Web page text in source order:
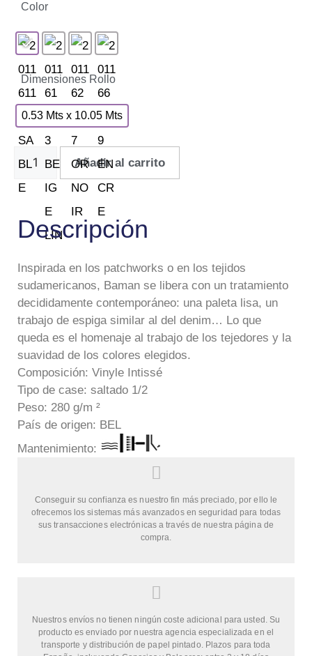
Color
Dimensiones Rollo
0.53 Mts x 10.05 Mts
Añadir al carrito
Descripción
Inspirada en los patchworks o en los tejidos
sudamericanos, Baman se libera con un tratamiento
decididamente contemporáneo: una paleta lisa, un
trabajo de espiga similar al del denim… Lo que
queda es el homenaje al trabajo de los tejedores y la
suavidad de los colores elegidos.
Composición: Vinyle Intissé
Tipo de case: saltado 1/2
Peso: 280 g/m ²
País de origen: BEL
Mantenimiento:
Conseguir su confianza es nuestro fin más preciado, por ello le
ofrecemos los sistemas más avanzados en seguridad para todas
sus transacciones electrónicas a través de nuestra página de
compra.
Nuestros envíos no tienen ningún coste adicional para usted. Su
producto es enviado por nuestra agencia especializada en el
transporte y distribución de papel pintado. Plazos para toda